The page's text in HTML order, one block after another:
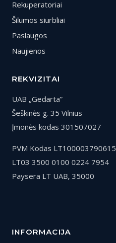
Rekuperatoriai
Šilumos siurbliai
Paslaugos
Naujienos
REKVIZITAI
UAB „Gedarta”
Šeškinės g. 35 Vilnius
Įmonės kodas 301507027
PVM Kodas LT100003790615
LT03 3500 0100 0224 7954
Paysera LT UAB, 35000
INFORMACIJA